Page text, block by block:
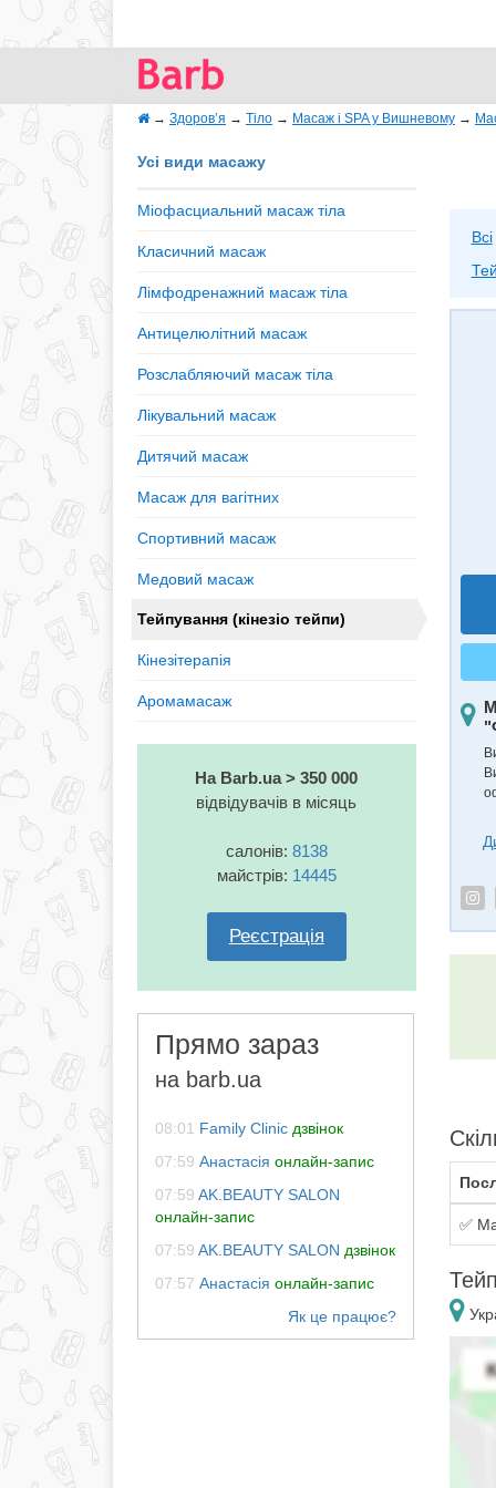
→ Здоров’я → Тіло → Масаж і SPA у Вишневому →
Всі
Усі види масажу
Міофасциальний масаж тіла
Класичний масаж
Лімфодренажний масаж тіла
Антицелюлітний масаж
Розслабляючий масаж тіла
Лікувальний масаж
Дитячий масаж
Масаж для вагітних
Спортивний масаж
Медовий масаж
Тейпування (кінезiо тейпи)
Кінезітерапія
Аромамасаж
На Barb.ua > 350 000
відвідувачів в місяць
салонів: 8138
майстрів: 14445
Реєстрація
Прямо зараз
на barb.ua
08:01 Family Clinic дзвінок
07:59 Анастасія онлайн-запис
07:59 AK.BEAUTY SALON
онлайн-запис
07:59 AK.BEAUTY SALON дзвінок
07:57 Анастасія онлайн-запис
✅